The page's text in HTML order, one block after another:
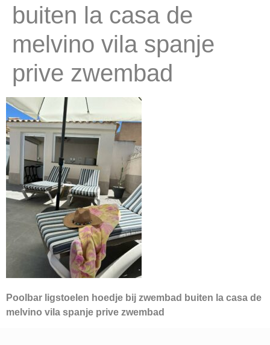
buiten la casa de
melvino vila spanje
prive zwembad
Poolbar ligstoelen hoedje bij zwembad buiten la casa de
melvino vila spanje prive zwembad